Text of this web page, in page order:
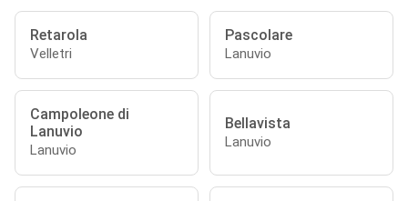
Retarola
Velletri
Pascolare
Lanuvio
Campoleone di
Lanuvio
Lanuvio
Bellavista
Lanuvio